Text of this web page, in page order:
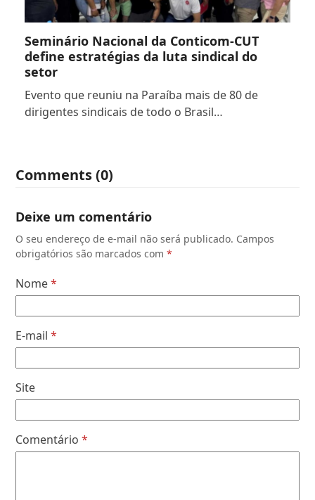
Seminário Nacional da Conticom-CUT
define estratégias da luta sindical do
setor
Evento que reuniu na Paraíba mais de 80 de
dirigentes sindicais de todo o Brasil…
Comments (0)
Deixe um comentário
O seu endereço de e-mail não será publicado. Campos
obrigatórios são marcados com*
Nome*
E-mail*
Site
Comentário*